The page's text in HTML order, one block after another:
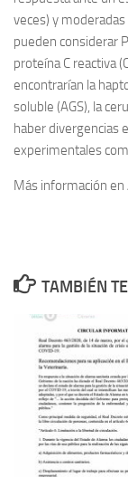
veces) y
pueden considerar
proteína C reactiva
encontrarían la
soluble (AGS), la
haber divergencias
experimentales
Más información
TAMBIÉN